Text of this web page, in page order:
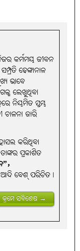
କର୍ମମୟ ଜୀବନ
ଢେଙ୍କାନାଳ
ଭାବେ
ଲେଖୁଥିବା
ନିୟମିତ ସ୍ତମ୍ଭ
ଜାରି
କରିଥିବା
ପ୍ରକାଶିତ
ଆଦି ବେଶ୍ ପରିଚିତ।
କ୍ରମେ ସବିଶେଷ →